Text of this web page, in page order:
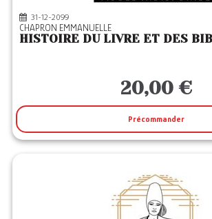
31-12-2099
CHAPRON EMMANUELLE
HISTOIRE DU LIVRE ET DES
20,00 €
Précommander